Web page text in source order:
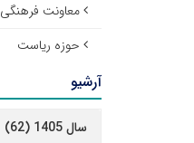
معاونت فرهنگی
حوزه ریاست
آرشیو
سال 1405 (62)